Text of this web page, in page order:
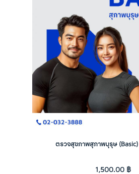
ตรวจสุขภาพสุภาพบุรุษ
1,500.00 ฿